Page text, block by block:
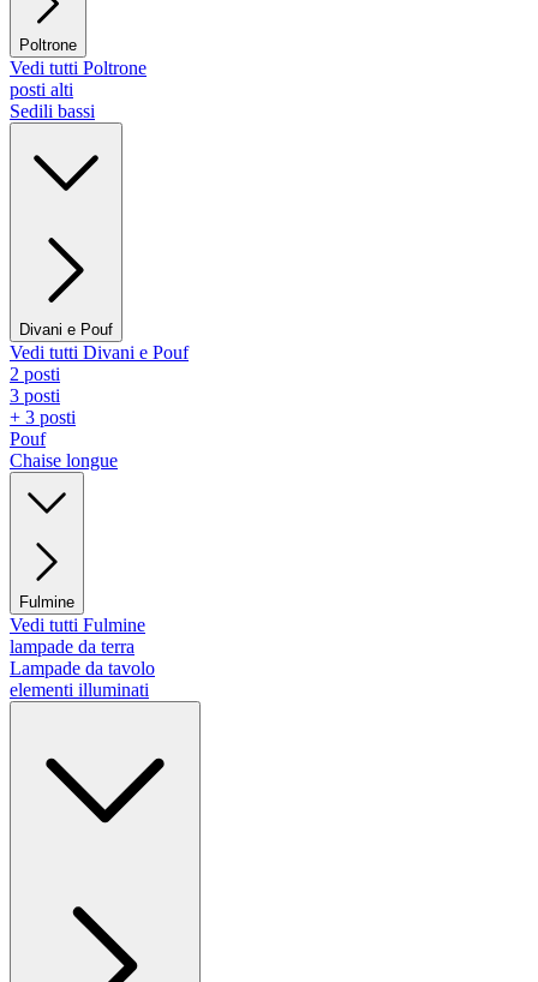
Poltrone
Vedi tutti Poltrone
posti alti
Sedili bassi
Divani e Pouf
Vedi tutti Divani e Pouf
2 posti
3 posti
+ 3 posti
Pouf
Chaise longue
Fulmine
Vedi tutti Fulmine
lampade da terra
Lampade da tavolo
elementi illuminati